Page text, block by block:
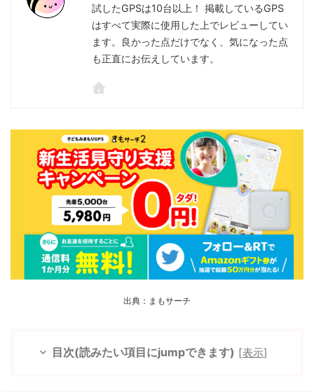
試したGPSは10台以上！ 掲載しているGPS
はすべて実際に使用した上でレビューしてい
ます。良かった点だけでなく、気になった点
も正直にお伝えしています。
出典：まもサーチ
目次(読みたい項目にjumpできます) [表示]